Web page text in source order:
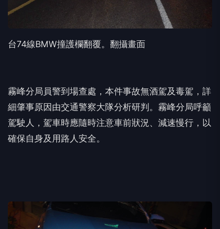
台74線BMW撞護欄翻覆。翻攝畫面
霧峰分局員警到場查處，本件事故無酒駕及毒駕，詳
細肇事原因由交通警察大隊分析研判。霧峰分局呼籲
駕駛人，駕車時應隨時注意車前狀況、減速慢行，以
確保自身及用路人安全。